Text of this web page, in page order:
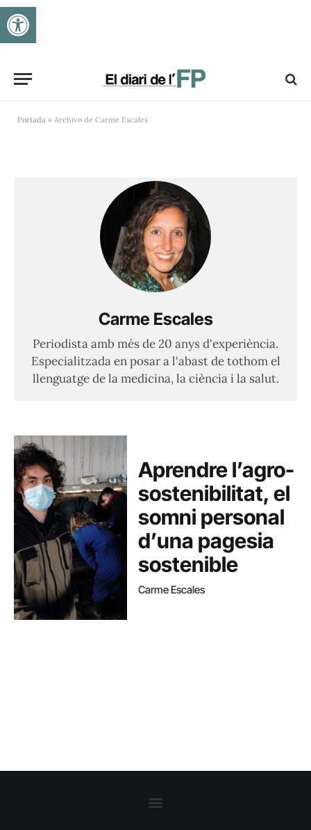
Obre la barra d'eines
Portada » Archivo de Carme Escales
Carme Escales
Periodista amb més de 20 anys d'experiència.
Especialitzada en posar a l'abast de tothom el
llenguatge de la medicina, la ciència i la salut.
Aprendre l’agro-
sostenibilitat, el
somni personal
d’una pagesia
sostenible
Carme Escales